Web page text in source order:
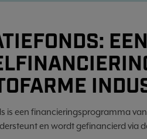
EEN
is een financieringsprogramma
en wordt gefinancierd via